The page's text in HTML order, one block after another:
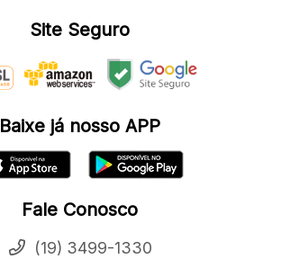
Site Seguro
Baixe já nosso APP
Fale Conosco
(19) 3499-1330